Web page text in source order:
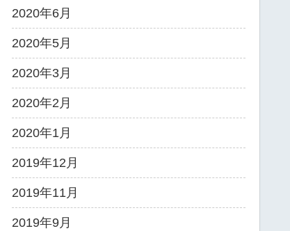
2020年6月
2020年5月
2020年3月
2020年2月
2020年1月
2019年12月
2019年11月
2019年9月